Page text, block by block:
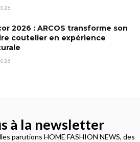
2026 : ARCOS transforme son
coutelier en expérience
à la newsletter
parutions HOME FASHION NEWS, des